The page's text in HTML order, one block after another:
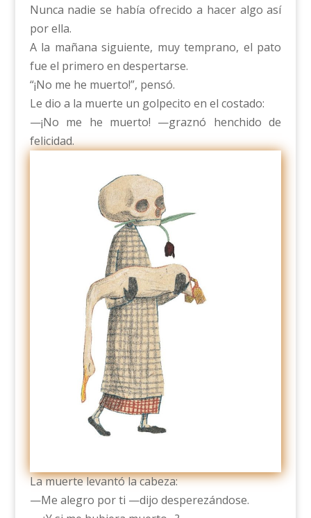
Nunca nadie se había ofrecido a hacer algo así
por ella.
A la mañana siguiente, muy temprano, el pato
fue el primero en despertarse.
“¡No me he muerto!”, pensó.
Le dio a la muerte un golpecito en el costado:
—¡No me he muerto! —graznó henchido de
felicidad.
La muerte levantó la cabeza:
—Me alegro por ti —dijo desperezándose.